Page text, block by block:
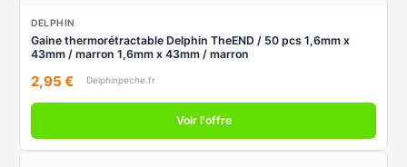
DELPHIN
Gaine thermorétractable Delphin TheEND / 50 pcs 1,6mm x
43mm / marron 1,6mm x 43mm / marron
2,95 € Delphinpeche.fr
Voir l'offre